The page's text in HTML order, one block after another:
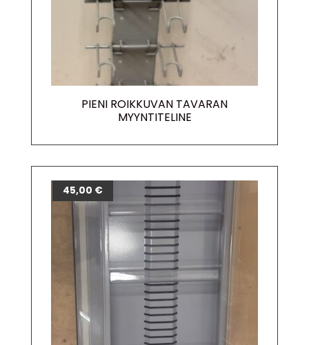
PIENI ROIKKUVAN TAVARAN
MYYNTITELINE
45,00 €